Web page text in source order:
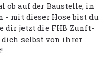
ob auf der Baustelle, in
- mit dieser Hose bist du
dir jetzt die FHB Zunft-
dich selbst von ihrer